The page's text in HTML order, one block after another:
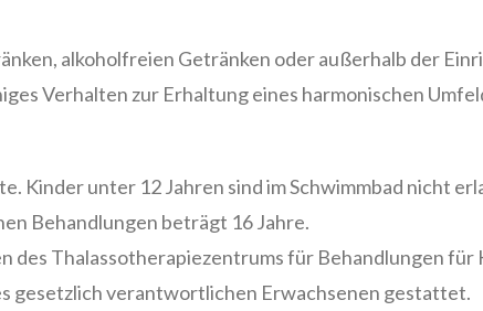
alkoholfreien Getränken oder außerhalb der
Verhalten zur Erhaltung eines harmonischen
Kinder unter 12 Jahren sind im Schwimmbad nicht
Behandlungen beträgt 16 Jahre.
des Thalassotherapiezentrums für Behandlungen
gesetzlich verantwortlichen Erwachsenen gestattet.